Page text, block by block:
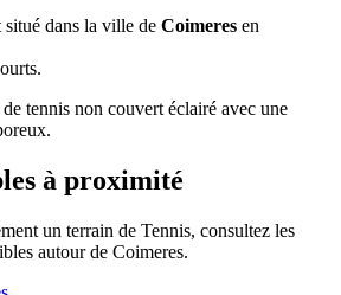
situé dans la ville de Coimeres en
tennis non couvert éclairé avec une
à proximité
un terrain de Tennis, consultez les
autour de Coimeres.